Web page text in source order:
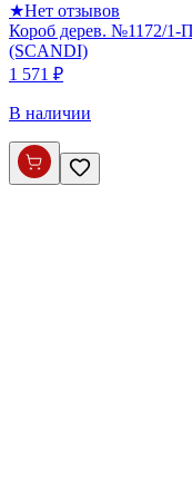
★Нет отзывов
Короб дерев. №1172/1-
(SCANDI)
1 571 ₽
В наличии